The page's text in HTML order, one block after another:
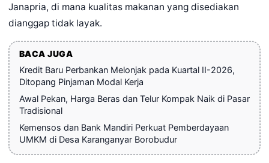
Janapria, di mana kualitas makanan yang disediakan
dianggap tidak layak.
BACA JUGA
Kredit Baru Perbankan Melonjak pada Kuartal II-2026,
Ditopang Pinjaman Modal Kerja
Awal Pekan, Harga Beras dan Telur Kompak Naik di Pasar
Tradisional
Kemensos dan Bank Mandiri Perkuat Pemberdayaan
UMKM di Desa Karanganyar Borobudur